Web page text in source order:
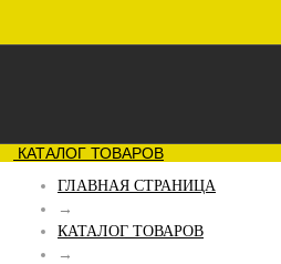
КАТАЛОГ ТОВАРОВ
ГЛАВНАЯ СТРАНИЦА
→
КАТАЛОГ ТОВАРОВ
→